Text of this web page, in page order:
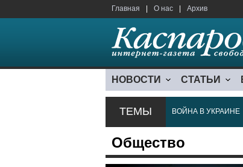
Главная О нас Архив
НОВОСТИ СТАТЬИ
ТЕМЫ ВОЙНА В УКРАИНЕ
Общество